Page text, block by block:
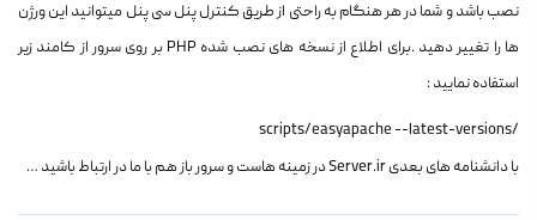
نصب باشد و شما در هر هنگام به راحتی از طریق کنترل پنل سی پنل میتوانید این ورژن
ها را تغییر دهید .برای اطلاع از نسخه های نصب شده PHP بر روی سرور از کامند زیر
استفاده نمایید :
/scripts/easyapache --latest-versions
با دانشنامه های بعدی Server.ir در زمینه هاست و سرور باز هم با ما در ارتباط باشید …